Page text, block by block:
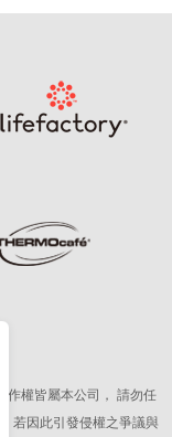
權皆屬本公司， 請勿任
若因此引發侵權之爭議與